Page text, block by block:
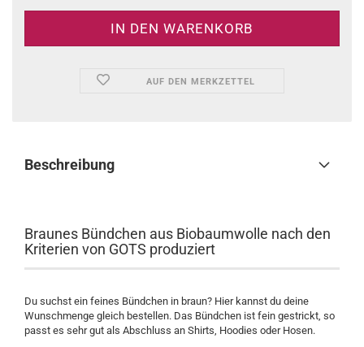
AUF DEN MERKZETTEL
Beschreibung
Braunes Bündchen aus Biobaumwolle nach den
Kriterien von GOTS produziert
Du suchst ein feines Bündchen in braun? Hier kannst du deine
Wunschmenge gleich bestellen. Das Bündchen ist fein gestrickt, so
passt es sehr gut als Abschluss an Shirts, Hoodies oder Hosen.